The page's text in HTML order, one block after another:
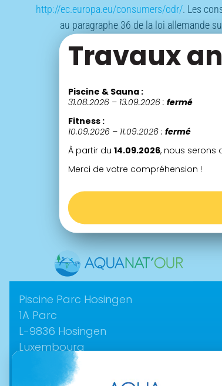
http://ec.europa.eu/consumers/odr/. Les
au paragraphe 36 de la loi allemande
Contact
Piscine Parc Hosingen
1A Parc­
L-9836 ­Hosingen
Luxembourg
+352 245 199 00
info@aquanatour.lu
Travaux
Piscine & Sauna :
31.08.2026 – 13.09.2026 : fermé
Fitness :
10.09.2026 – 11.09.2026 : fermé
À partir du 14.09.2026, nous serons
Merci de votre compréhension !